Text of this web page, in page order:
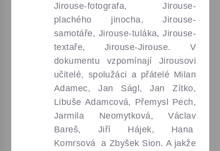
Jirouse-fotografa, Jirouse-
plachého jinocha, Jirouse-
samotáře, Jirouse-tuláka, Jirouse-
textaře, Jirouse-Jirouse. V
dokumentu vzpomínají Jirousovi
učitelé, spolužáci a přátelé Milan
Adamec, Jan Ságl, Jan Zítko,
Libuše Adamcová, Přemysl Pech,
Jarmila Neomytková, Václav
Bareš, Jiří Hájek, Hana
Komrsová a Zbyšek Sion. A jakže